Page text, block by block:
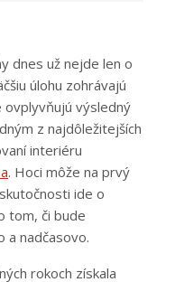
dnes už nejde len o
úlohu zohrávajú
ovplyvňujú výsledný
z najdôležitejších
interiéru
. Hoci môže na prvý
ide o
tom, či bude
a nadčasovo.
rokoch získala